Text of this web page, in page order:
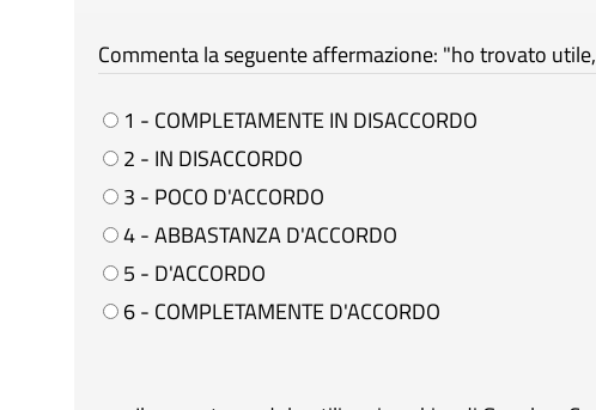
Commenta la seguente affermazione: "ho trovato
1 - COMPLETAMENTE IN DISACCORDO
2 - IN DISACCORDO
3 - POCO D'ACCORDO
4 - ABBASTANZA D'ACCORDO
5 - D'ACCORDO
6 - COMPLETAMENTE D'ACCORDO